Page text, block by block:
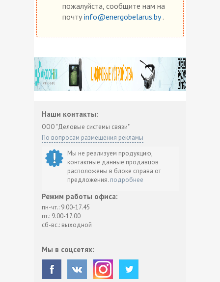
пожалуйста, сообщите нам на
почту info@energobelarus.by.
Наши контакты:
ООО "Деловые системы связи"
По вопросам размещения рекламы
Мы не реализуем продукцию,
контактные данные продавцов
расположены в блоке справа от
предложения. подробнее
Режим работы офиса:
пн-чт.: 9.00-17.45
пт.: 9.00-17.00
сб-вс.: выходной
Мы в соцсетях: